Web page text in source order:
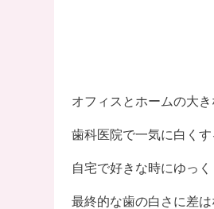
オフィスとホームの大き
歯科医院で一気に白くす
自宅で好きな時にゆっ
最終的な歯の白さに差